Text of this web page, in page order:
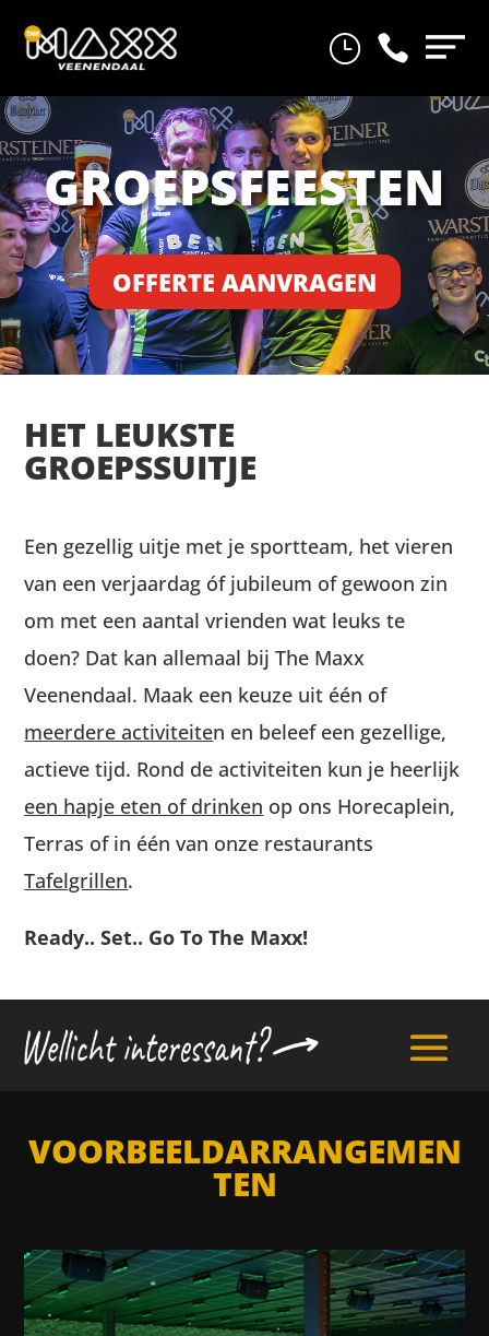

}
GROEPSFEESTEN
OFFERTE AANVRAGEN
HET LEUKSTE
GROEPSSUITJE
Een gezellig uitje met je sportteam, het vieren
van een verjaardag óf jubileum of gewoon zin
om met een aantal vrienden wat leuks te
doen? Dat kan allemaal bij The Maxx
Veenendaal. Maak een keuze uit één of
meerdere activiteiten en beleef een gezellige,
actieve tijd. Rond de activiteiten kun je heerlijk
een hapje eten of drinken op ons Horecaplein,
Terras of in één van onze restaurants
Tafelgrillen.
Ready.. Set.. Go To The Maxx!
VOORBEELDARRANGEMEN
TEN